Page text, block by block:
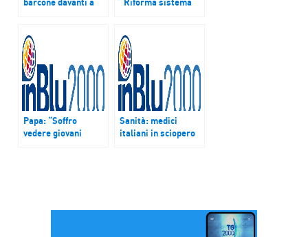
Papa: “Soffro
vedere giovani
Sanità: medici
italiani in sciopero